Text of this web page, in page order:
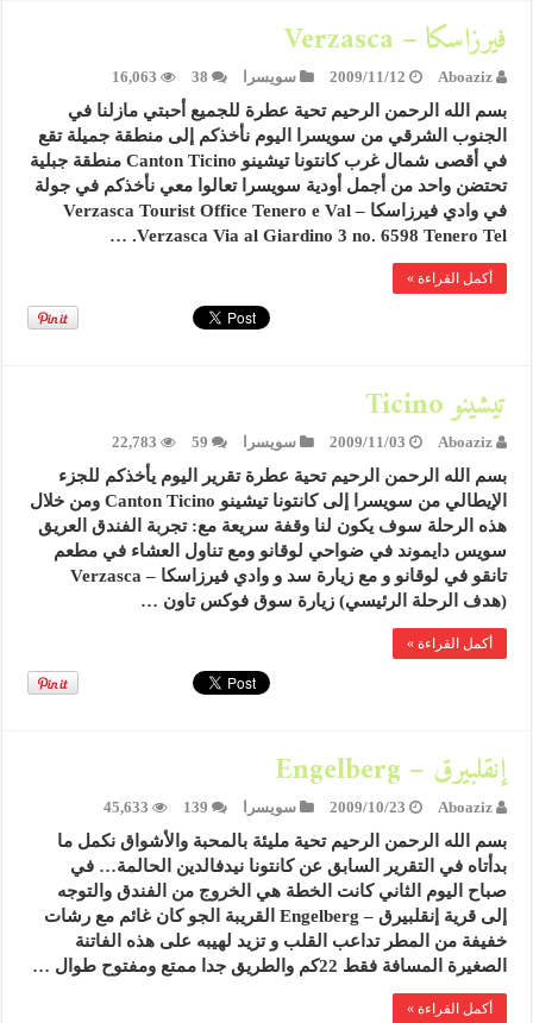
فيرزاسكا – Verzasca
Aboaziz
2009/11/12 سويسرا 38
16,063
بسم الله الرحمن الرحيم تحية عطرة للجميع أحبتي مازلنا في
الجنوب الشرقي من سويسرا اليوم نأخذكم إلى منطقة جميلة تقع
في أقصى شمال غرب كانتونا تيشينو Canton Ticino منطقة جبلية
تحتضن واحد من أجمل أودية سويسرا تعالوا معي نأخذكم في جولة
في وادي فيرزاسكا – Verzasca Tourist Office Tenero e Val
Verzasca Via al Giardino 3 no. 6598 Tenero Tel. …
أكمل القراءة »
تيشينو Ticino
Aboaziz
2009/11/03 سويسرا 59
22,783
بسم الله الرحمن الرحيم تحية عطرة تقرير اليوم يأخذكم للجزء
الإيطالي من سويسرا إلى كانتونا تيشينو Canton Ticino ومن خلال
هذه الرحلة سوف يكون لنا وقفة سريعة مع: تجربة الفندق العريق
سويس دايموند في ضواحي لوقانو ومع تناول العشاء في مطعم
تانقو في لوقانو و مع زيارة سد و وادي فيرزاسكا – Verzasca
(هدف الرحلة الرئيسي) زيارة سوق فوكس تاون …
أكمل القراءة »
إنقلبيرق – Engelberg
Aboaziz
2009/10/23 سويسرا 139
45,633
بسم الله الرحمن الرحيم تحية مليئة بالمحبة والأشواق نكمل ما
بدأتاه في التقرير السابق عن كانتونا نيدفالدين الحالمة… في
صباح اليوم الثاني كانت الخطة هي الخروج من الفندق والتوجه
إلى قرية إنقلبيرق – Engelberg القريبة الجو كان غائم مع رشات
خفيفة من المطر تداعب القلب و تزيد لهيبه على هذه الفاتنة
الصغيرة المسافة فقط 22كم والطريق جدا ممتع ومفتوح طوال …
أكمل القراءة »